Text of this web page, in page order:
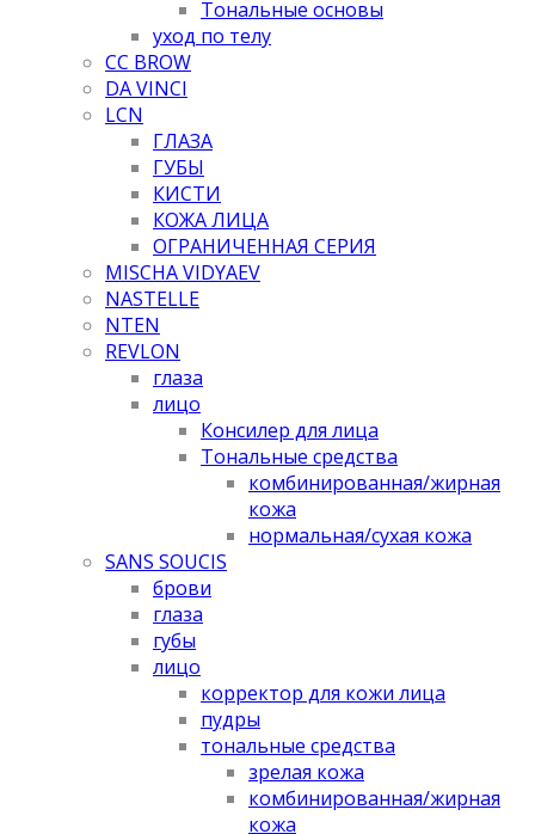
Тональные основы
уход по телу
CC BROW
DA VINCI
LCN
ГЛАЗА
ГУБЫ
КИСТИ
КОЖА ЛИЦА
ОГРАНИЧЕННАЯ СЕРИЯ
MISCHA VIDYAEV
NASTELLE
NTEN
REVLON
глаза
лицо
Консилер для лица
Тональные средства
комбинированная/жирная
кожа
нормальная/cухая кожа
SANS SOUCIS
брови
глаза
губы
лицо
корректор для кожи лица
пудры
тональные средства
зрелая кожа
комбинированная/жирная
кожа